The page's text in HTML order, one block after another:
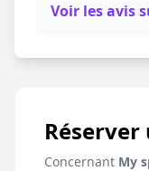
Voir les avis
Concernant My